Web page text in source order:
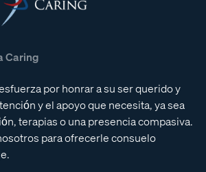
Caring
por honrar a su ser querido y
y el apoyo que necesita, ya sea
terapias o una presencia compasiva.
para ofrecerle consuelo